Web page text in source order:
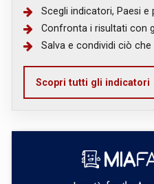
Scegli indicatori, Paesi e
Confronta i risultati con
Salva e condividi ciò che
Scopri tutti gli indicatori